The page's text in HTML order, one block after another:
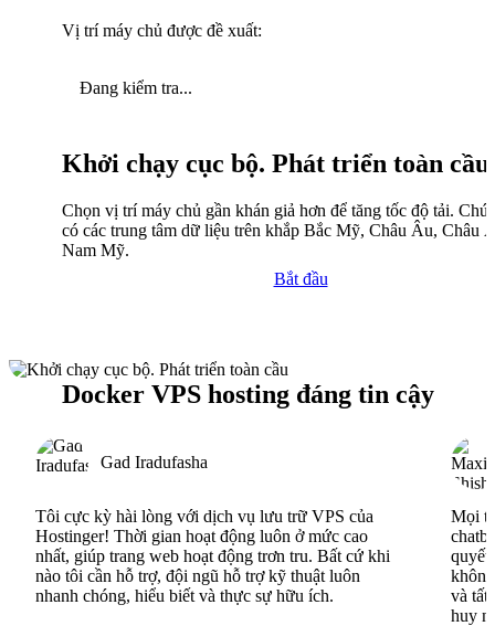
Vị trí máy chủ được đề xuất:
Đang kiểm tra...
Khởi chạy cục bộ. Phát triển toàn cầu
Chọn vị trí máy chủ gần khán giả hơn để tăng tốc độ tải.
có các trung tâm dữ liệu trên khắp Bắc Mỹ, Châu Âu, Châu
Nam Mỹ.
Bắt đầu
Docker VPS hosting đáng tin cậy
Gad Iradufasha
Tôi cực kỳ hài lòng với dịch vụ lưu trữ VPS của
Hostinger! Thời gian hoạt động luôn ở mức cao
nhất, giúp trang web hoạt động trơn tru. Bất cứ khi
nào tôi cần hỗ trợ, đội ngũ hỗ trợ kỹ thuật luôn
nhanh chóng, hiểu biết và thực sự hữu ích.
Mọi
quyết
và tất
huy